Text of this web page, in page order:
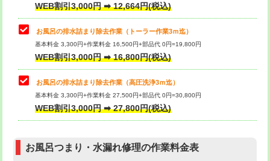
トイレ便器脱着
タンクレストイレ脱着 33,000円
小便器トイレ脱着
その他部品の脱着 8,800円～
交換・取付（タンク）
交換・取付（普通便座） 11,000円+材料費
WEB割引3,000円 ➡ 12,664円(税込)
お風呂の排水詰まり除去作業（トーラー作業3ｍ迄）
基本料金 3,300円+作業料金 16,500円+部品代 0円=19,800円
WEB割引3,000円 ➡ 16,800円(税込)
お風呂の排水詰まり除去作業（高圧洗浄3ｍ迄）
基本料金 3,300円+作業料金 27,500円+部品代 0円=30,800円
WEB割引3,000円 ➡ 27,800円(税込)
お風呂つまり・水漏れ修理の作業料金表